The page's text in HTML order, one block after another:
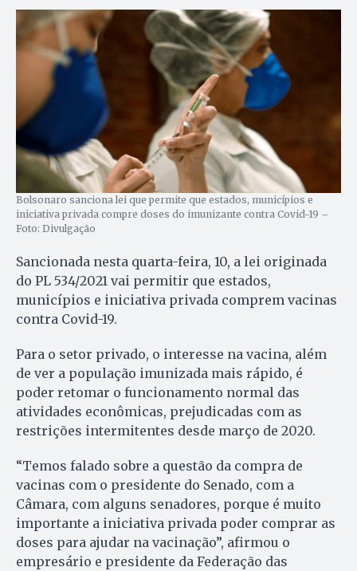
Bolsonaro sanciona lei que permite que estados, municípios e
iniciativa privada compre doses do imunizante contra Covid-19 –
Foto: Divulgação
Sancionada nesta quarta-feira, 10, a lei originada
do PL 534/2021 vai permitir que estados,
municípios e iniciativa privada comprem vacinas
contra Covid-19.
Para o setor privado, o interesse na vacina, além
de ver a população imunizada mais rápido, é
poder retomar o funcionamento normal das
atividades econômicas, prejudicadas com as
restrições intermitentes desde março de 2020.
“Temos falado sobre a questão da compra de
vacinas com o presidente do Senado, com a
Câmara, com alguns senadores, porque é muito
importante a iniciativa privada poder comprar as
doses para ajudar na vacinação”, afirmou o
empresário e presidente da Federação das